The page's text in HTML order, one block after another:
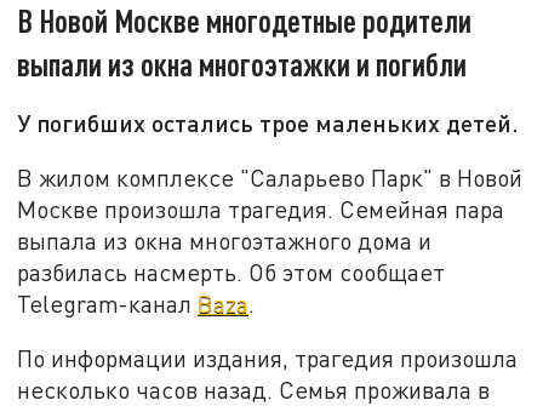
В Новой Москве многодетные родители
выпали из окна многоэтажки и погибли
У погибших остались трое маленьких детей.
В жилом комплексе "Саларьево Парк" в Новой
Москве произошла трагедия. Семейная пара
выпала из окна многоэтажного дома и
разбилась насмерть. Об этом сообщает
Telegram-канал Baza.
По информации издания, трагедия произошла
несколько часов назад. Семья проживала в